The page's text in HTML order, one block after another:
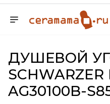
ДУШЕВОЙ
AG30100B-